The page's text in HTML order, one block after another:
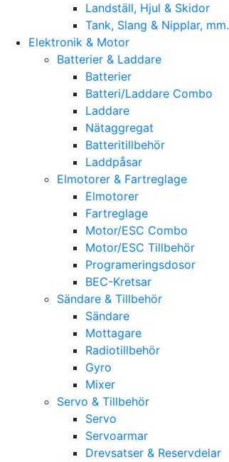
Landställ, Hjul & Skidor
Tank, Slang & Nipplar, mm.
Elektronik & Motor
Batterier & Laddare
Batterier
Batteri/Laddare Combo
Laddare
Nätaggregat
Batteritillbehör
Laddpåsar
Elmotorer & Fartreglage
Elmotorer
Fartreglage
Motor/ESC Combo
Motor/ESC Tillbehör
Programeringsdosor
BEC-Kretsar
Sändare & Tillbehör
Sändare
Mottagare
Radiotillbehör
Gyro
Mixer
Servo & Tillbehör
Servo
Servoarmar
Drevsatser & Reservdelar